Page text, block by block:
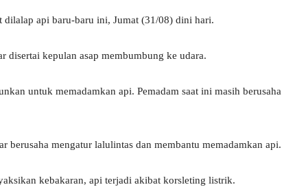
dilalap api baru-baru ini, Jumat (31/08) dini hari.
disertai kepulan asap membumbung ke udara.
untuk memadamkan api. Pemadam saat ini masih berusaha
berusaha mengatur lalulintas dan membantu memadamkan api.
kebakaran, api terjadi akibat korsleting listrik.